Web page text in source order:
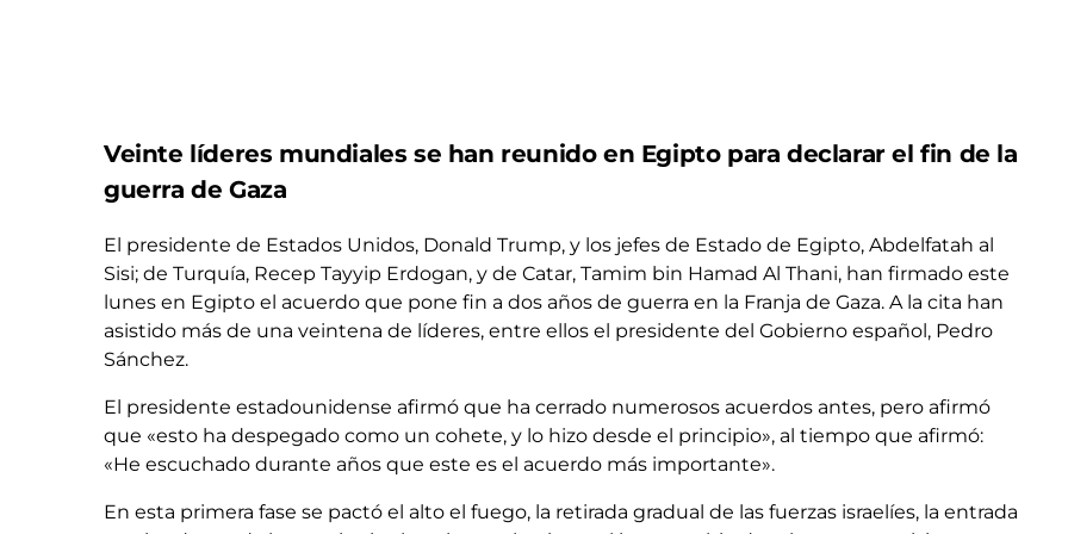
Veinte líderes mundiales se han reunido en Egipto para declarar el fin de la
guerra de Gaza
El presidente de Estados Unidos, Donald Trump, y los jefes de Estado de Egipto, Abdelfatah al
Sisi; de Turquía, Recep Tayyip Erdogan, y de Catar, Tamim bin Hamad Al Thani, han firmado este
lunes en Egipto el acuerdo que pone fin a dos años de guerra en la Franja de Gaza. A la cita han
asistido más de una veintena de líderes, entre ellos el presidente del Gobierno español, Pedro
Sánchez.
El presidente estadounidense afirmó que ha cerrado numerosos acuerdos antes, pero afirmó
que «esto ha despegado como un cohete, y lo hizo desde el principio», al tiempo que afirmó:
«He escuchado durante años que este es el acuerdo más importante».
En esta primera fase se pactó el alto el fuego, la retirada gradual de las fuerzas israelíes, la entrada